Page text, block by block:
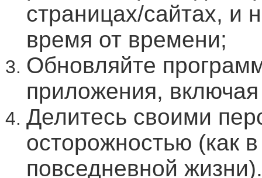
страницах/сайтах, и
время от времени;
Обновляйте
приложения,
Делитесь своими
осторожностью (как
повседневной